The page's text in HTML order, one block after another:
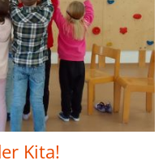
Kita!